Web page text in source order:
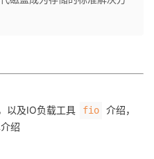
以及IO负载工具 fio
介绍，
绍